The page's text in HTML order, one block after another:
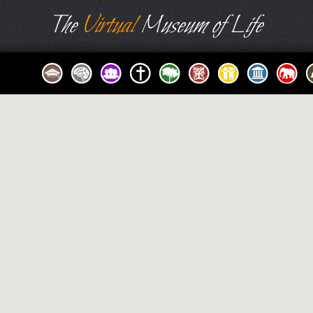
TheVirtualMuseum of Life